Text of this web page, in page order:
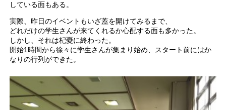
している面もある。
実際、昨日のイベントもいざ蓋を開けてみるまで、
どれだけの学生さんが来てくれるか心配する面も多かった。
しかし、それは杞憂に終わった。
開始1時間から徐々に学生さんが集まり始め、スタート前にはか
なりの行列ができた。